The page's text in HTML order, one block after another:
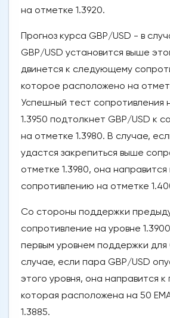
на отметке 1.3920.
Прогноз курса GBP/USD - в
GBP/USD установится выше
двинется к следующему
которое расположено на
Успешный тест сопротивления
1.3950 подтолкнет GBP/USD к
на отметке 1.3980. В случае,
удастся закрепиться выше
отметке 1.3980, она направится
сопротивлению на отметке
Со стороны поддержки
сопротивление на уровне
первым уровнем поддержки для
случае, если пара GBP/USD
этого уровня, она направится
которая расположена на 50
1.3885.